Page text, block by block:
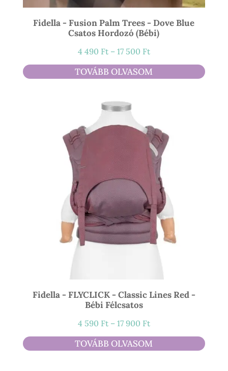
Fidella - Fusion Palm Trees - Dove Blue
Csatos Hordozó (bébi)
4 490 Ft – 17 500 FtÁrtartomány:
4
490 Ft
TOVÁBB OLVASOM
Fidella - FLYCLICK - Classic Lines Red -
Bébi Félcsatos
4 590 Ft – 17 900 FtÁrtartomány:
4
590 Ft
TOVÁBB OLVASOM